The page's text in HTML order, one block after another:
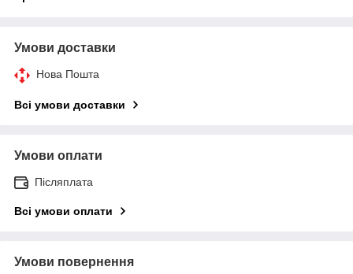
Умови доставки
Нова Пошта
Всі умови доставки
Умови оплати
Післяплата
Всі умови оплати
Умови повернення